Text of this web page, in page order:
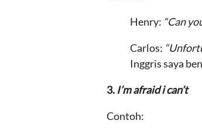
Henry: “Can
Carlos:
Inggris saya
3. I’m afraid i can’t
Contoh: